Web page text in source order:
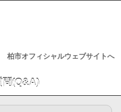
柏市オフィシャルウェブサイトへ